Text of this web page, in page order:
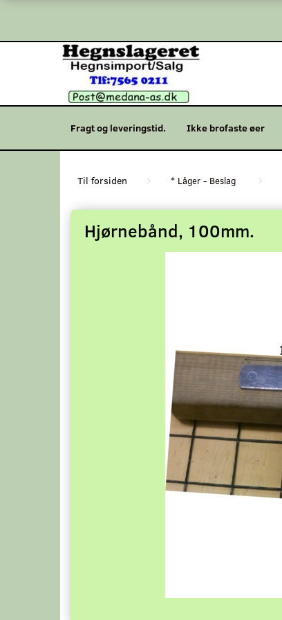
Fragt og leveringstid. Ikke brofaste øer
* Låger - Beslag
Hjørnebånd, 100mm.